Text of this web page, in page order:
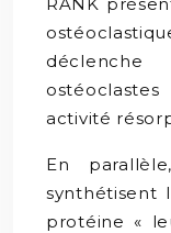
activité
En
synthétisent
protéine «